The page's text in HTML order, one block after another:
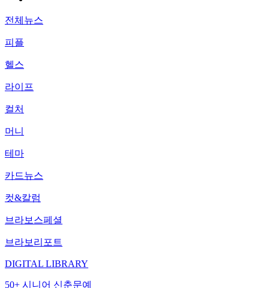
전체뉴스
피플
헬스
라이프
컬처
머니
테마
카드뉴스
컷&칼럼
브라보스페셜
브라보리포트
DIGITAL LIBRARY
50+ 시니어 신춘문예